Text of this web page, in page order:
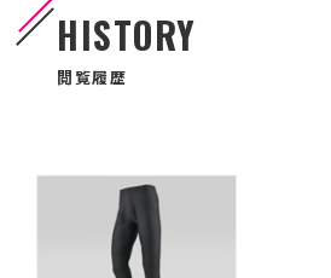
HISTORY
閲覧履歴